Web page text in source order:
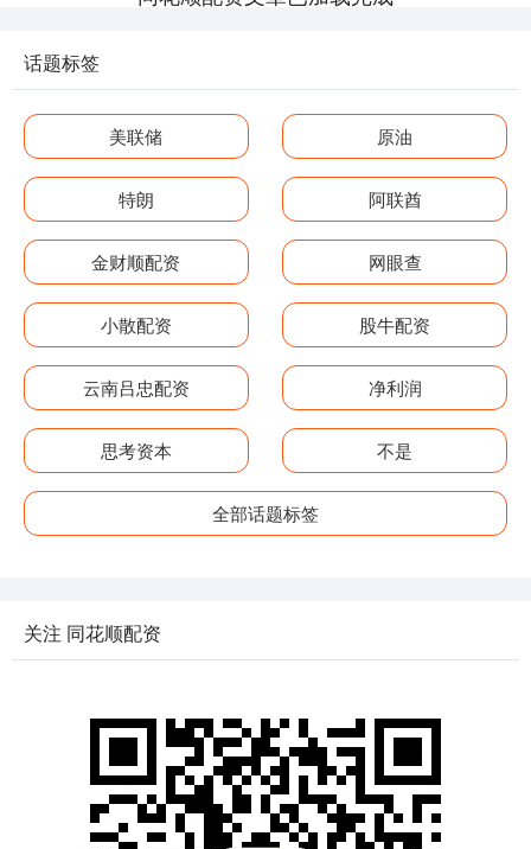
话题标签
美联储 原油
特朗 阿联酋
金财顺配资 网眼查
小散配资 股牛配资
云南吕忠配资 净利润
思考资本 不是
全部话题标签
关注 同花顺配资